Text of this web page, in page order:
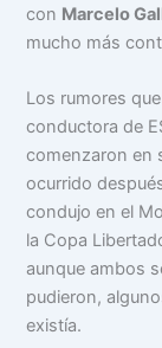
con Marcelo
mucho más
Los rumores
conductora de
comenzaron en
ocurrido
condujo en el
la Copa
aunque ambos
pudieron,
existía.